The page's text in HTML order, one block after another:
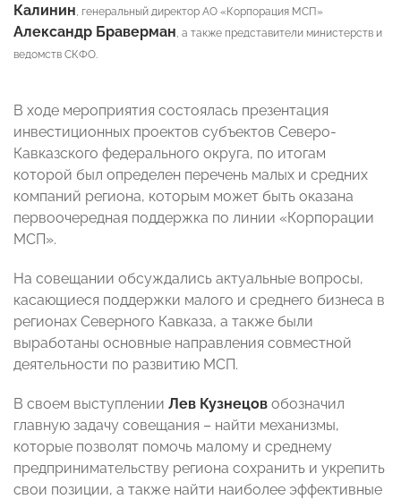
Калинин , генеральный директор АО «Корпорация МСП»
Александр Браверман , а также представители министерств и
ведомств СКФО.
В ходе мероприятия состоялась презентация
инвестиционных проектов субъектов Северо-
Кавказского федерального округа, по итогам
которой был определен перечень малых и средних
компаний региона, которым может быть оказана
первоочередная поддержка по линии «Корпорации
МСП».
На совещании обсуждались актуальные вопросы,
касающиеся поддержки малого и среднего бизнеса в
регионах Северного Кавказа, а также были
выработаны основные направления совместной
деятельности по развитию МСП.
В своем выступлении Лев Кузнецов обозначил
главную задачу совещания – найти механизмы,
которые позволят помочь малому и среднему
предпринимательству региона сохранить и укрепить
свои позиции, а также найти наиболее эффективные